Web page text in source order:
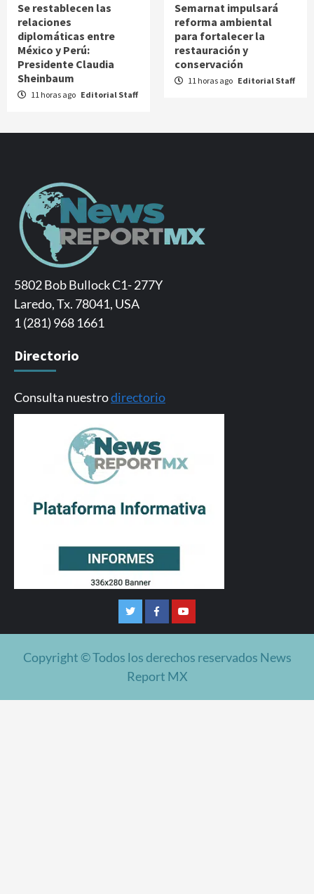
Se restablecen las
relaciones
diplomáticas entre
México y Perú:
Presidente Claudia
Sheinbaum
11 horas ago Editorial Staff
Semarnat impulsará
reforma ambiental
para fortalecer la
restauración y
conservación
11 horas ago Editorial Staff
5802 Bob Bullock C1- 277Y
Laredo, Tx. 78041, USA
1 (281) 968 1661
Directorio
Consulta nuestrodirectorio
TwitterFacebookYoutube
Copyright © Todos los derechos reservados News
Report MX